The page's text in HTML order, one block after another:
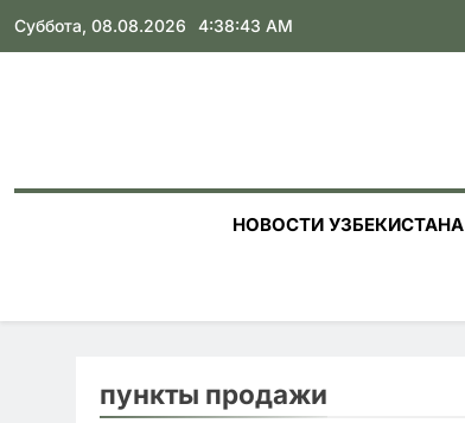
Skip
Суббота, 08.08.2026 4:38:44 AM
НОВОСТИ УЗБЕКИСТАНА
пункты продажи